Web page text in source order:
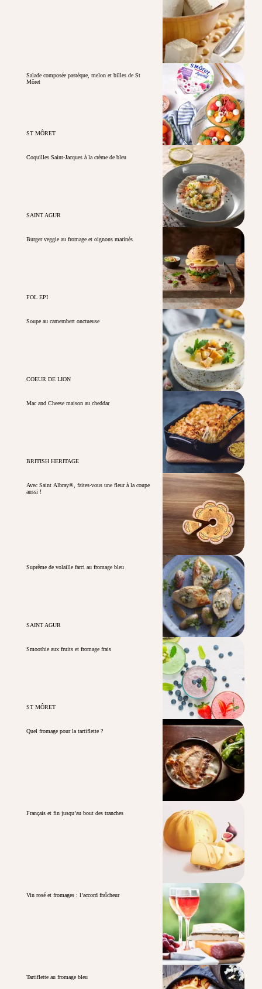
Salade composée pastèque, melon et billes de St
Môret
ST MÔRET
Coquilles Saint-Jacques à la crème de bleu
SAINT AGUR
Burger veggie au fromage et oignons marinés
FOL EPI
Soupe au camembert onctueuse
COEUR DE LION
Mac and Cheese maison au cheddar
BRITISH HERITAGE
Avec Saint Albray®, faites-vous une fleur à la coupe
aussi !
Suprême de volaille farci au fromage bleu
SAINT AGUR
Smoothie aux fruits et fromage frais
ST MÔRET
Quel fromage pour la tartiflette ?
Français et fin jusqu’au bout des tranches
Vin rosé et fromages : l’accord fraîcheur
Tartiflette au fromage bleu